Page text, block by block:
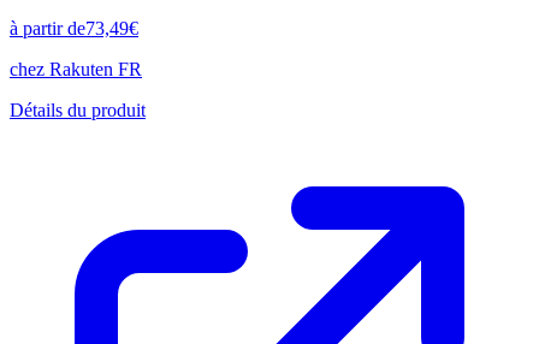
à partir de73,49€
chez Rakuten FR
Détails du produit